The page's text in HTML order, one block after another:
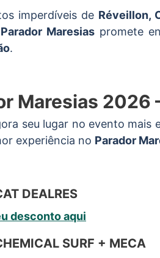
imperdíveis de Réveillon,
Parador Maresias promete
.
Maresias 2026
seu lugar no evento mais
experiência no Parador
DEALRES
desconto aqui
SURF + MECA